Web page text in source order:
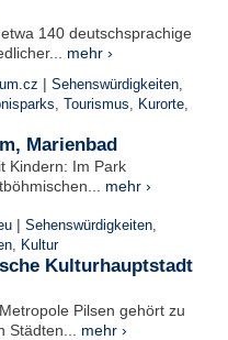
140 deutschsprachige
mehr ›
| Sehenswürdigkeiten,
, Tourismus, Kurorte,
Marienbad
Kindern: Im Park
mehr ›
| Sehenswürdigkeiten,
, Kultur
Kulturhauptstadt
Pilsen gehört zu
Städten... mehr ›